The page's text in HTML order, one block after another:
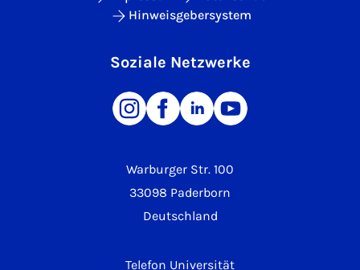
Warburger Str. 100
33098 Paderborn
Deutschland
Telefon Universität
Hinweisgebersystem
Soziale Netzwerke